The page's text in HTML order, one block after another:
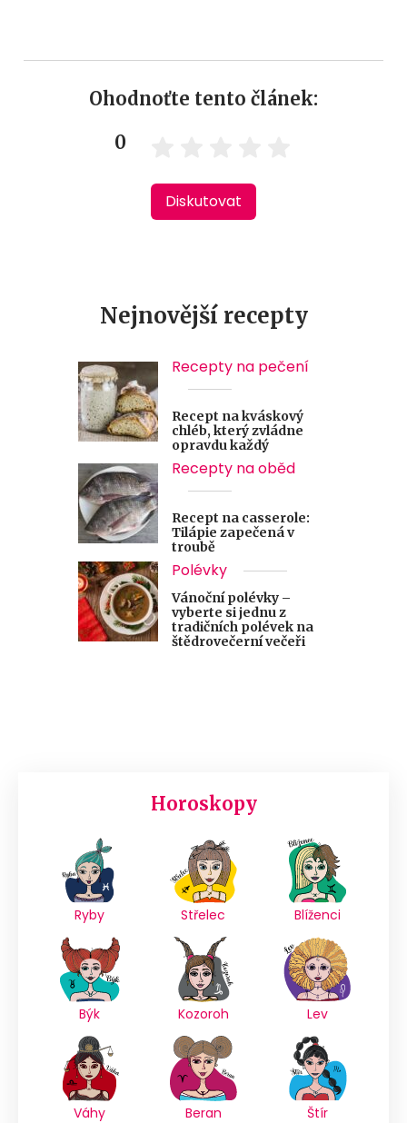
Ohodnoťte tento článek:
0
Diskutovat
Nejnovější recepty
Recepty na pečení
Recept na kváskový
chléb, který zvládne
opravdu každý
Recepty na oběd
Recept na casserole:
Tilápie zapečená v
troubě
Polévky
Vánoční polévky –
vyberte si jednu z
tradičních polévek na
štědrovečerní večeři
Horoskopy
Ryby Střelec Blíženci
Býk Kozoroh Lev
Váhy Beran Štír